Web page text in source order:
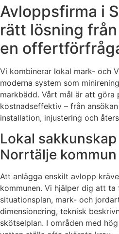
Avloppsfirma i
rätt lösning
en
Vi kombinerar lokal mark- och
moderna system som
markbädd. Vårt mål är att göra
kostnadseffektiv – från
installation, injustering och
Lokal
Norrtälje kommun
Att anlägga enskilt avlopp
kommunen. Vi hjälper dig att ta
situationsplan, mark- och
dimensionering, teknisk
skötselplan. I områden med